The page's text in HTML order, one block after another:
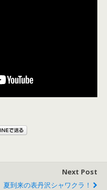
Next Post
夏到来の表丹沢シャワクラ！